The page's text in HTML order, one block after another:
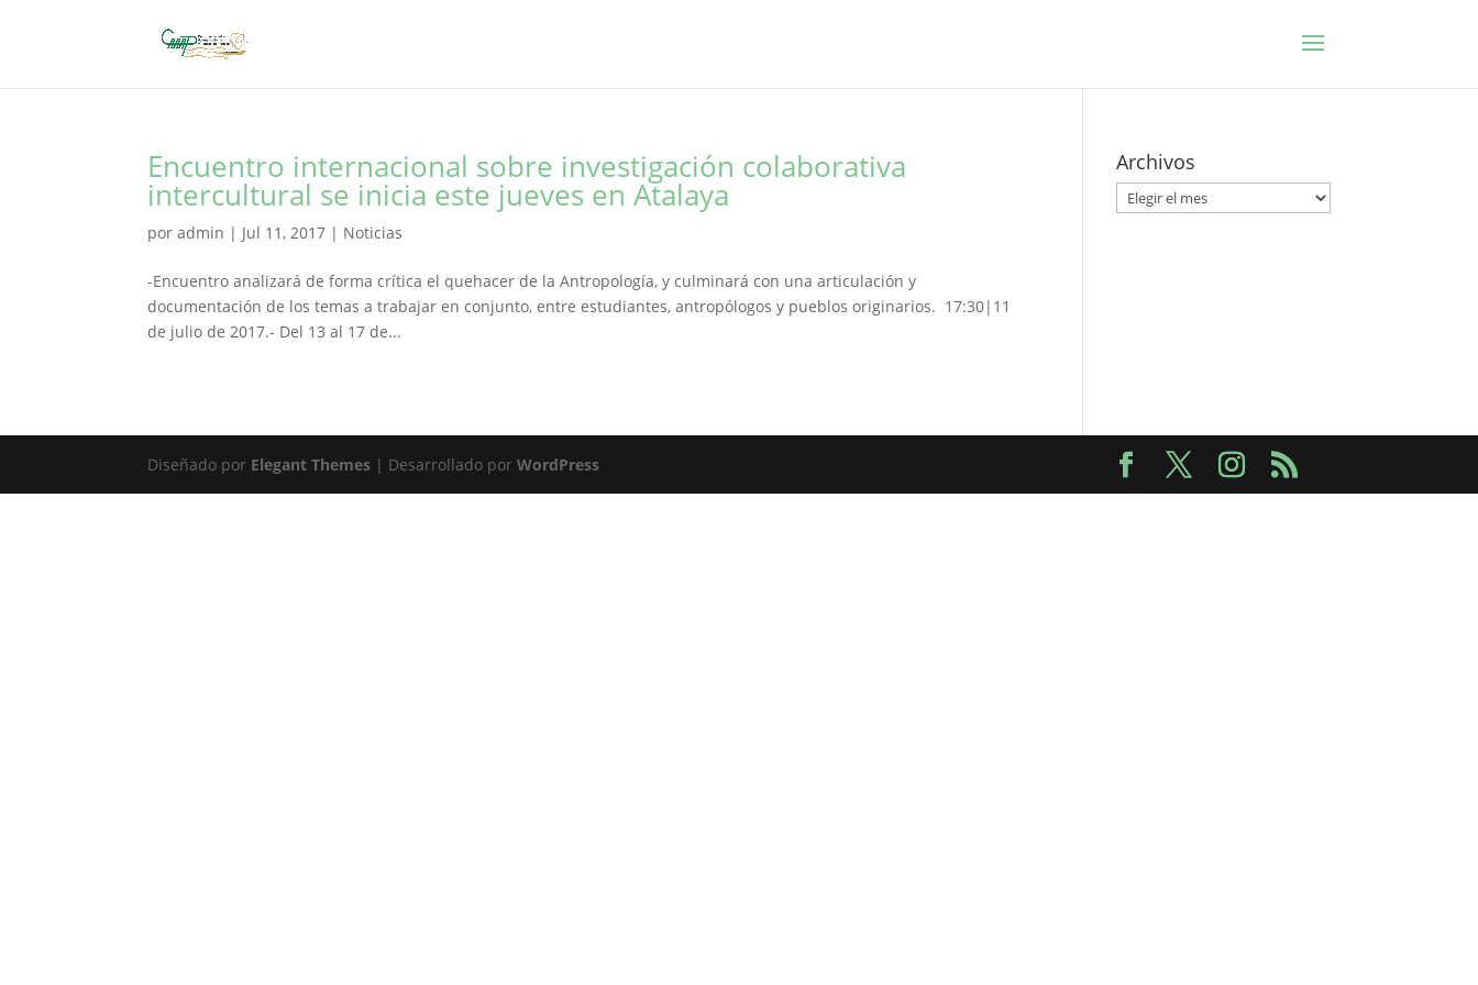
Encuentro internacional sobre investigación colaborativa
intercultural se inicia este jueves en Atalaya
poradmin | Jul 11, 2017 | Noticias
-Encuentro analizará de forma crítica el quehacer de la Antropología, y culminará con una articulación y
documentación de los temas a trabajar en conjunto, entre estudiantes, antropólogos y pueblos originarios. 17:30|11
de julio de 2017.- Del 13 al 17 de...
Archivos
Archivos
Diseñado por Elegant Themes | Desarrollado porWordPress